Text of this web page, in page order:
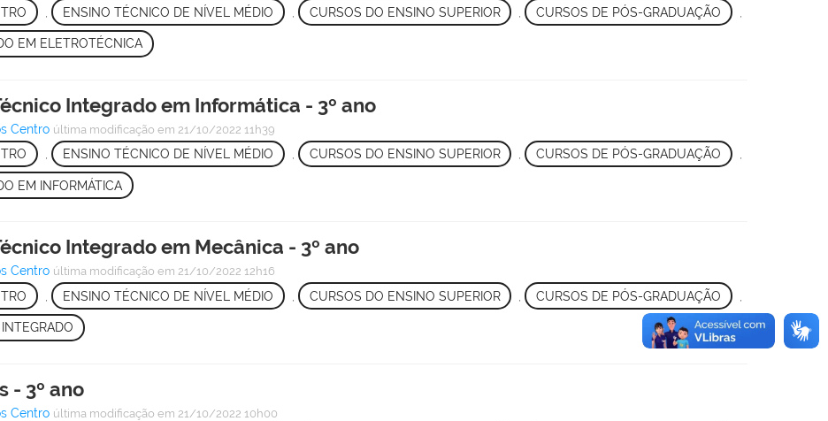
ENSINO TÉCNICO DE NÍVEL MÉDIO CURSOS DO ENSINO SUPERIOR , CURSOS DE PÓS-GRADUAÇÃO
EM ELETROTÉCNICA
Integrado em Informática - 3º ano
Centro última modificação em 21/10/2022 11h39
ENSINO TÉCNICO DE NÍVEL MÉDIO CURSOS DO ENSINO SUPERIOR , CURSOS DE PÓS-GRADUAÇÃO
EM INFORMÁTICA
Integrado em Mecânica - 3º ano
Centro última modificação em 21/10/2022 12h16
ENSINO TÉCNICO DE NÍVEL MÉDIO CURSOS DO ENSINO SUPERIOR , CURSOS DE PÓS-GRADUAÇÃO
- 3º ano
Centro última modificação em 21/10/2022 10h00